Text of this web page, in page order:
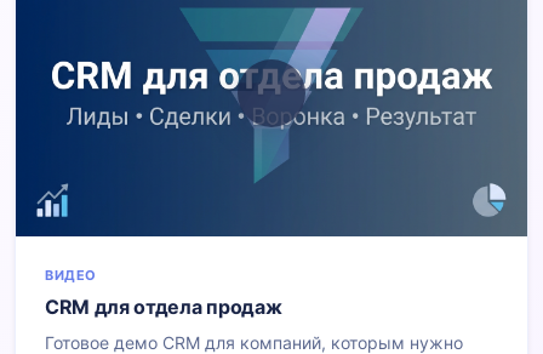
ВИДЕО
CRM для отдела продаж
Готовое демо CRM для компаний, которым нужно